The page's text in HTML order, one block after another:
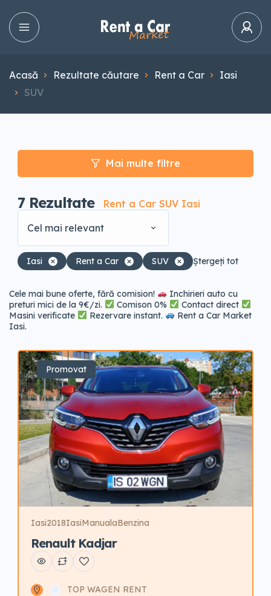
Acasă Rezultate căutare Rent a Car
Iasi
SUV
Mai multe filtre
7 Rezultate
Rent a Car SUV Iasi
Cel mai relevant
Iasi Rent a Car SUV Ștergeți tot
Cele mai bune oferte, fără comision!
Inchirieri auto cu
preturi mici de la 9€/zi.
Comison 0%
Contact direct
Masini verificate
Rezervare instant.
Rent a Car Market
Iasi.
Promovat
Iasi2018IasiManualaBenzina
Renault Kadjar
TOP WAGEN RENT